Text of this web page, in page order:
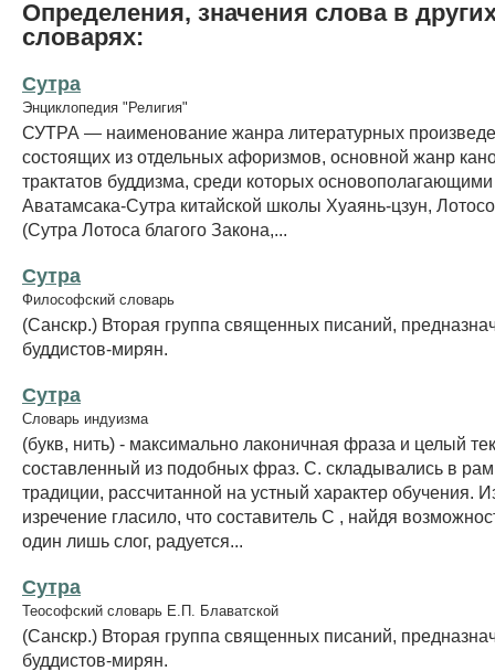
Определения, значения слова в
словарях:
Сутра
Энциклопедия "Религия"
СУТРА — наименование жанра литературных
состоящих из отдельных афоризмов, основной жанр
трактатов буддизма, среди которых
Аватамсака-Сутра китайской школы Хуаянь-цзун,
(Сутра Лотоса благого Закона,...
Сутра
Философский словарь
(Санскр.) Вторая группа священных писаний,
буддистов-мирян.
Сутра
Словарь индуизма
(букв, нить) - максимально лаконичная фраза и целый
составленный из подобных фраз. С. складывались в
традиции, рассчитанной на устный характер обучения.
изречение гласило, что составитель С , найдя
один лишь слог, радуется...
Сутра
Теософский словарь Е.П. Блаватской
(Санскр.) Вторая группа священных писаний,
буддистов-мирян.